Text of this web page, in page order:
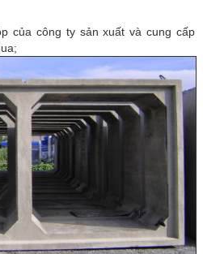
của công ty sản xuất và cung cấp